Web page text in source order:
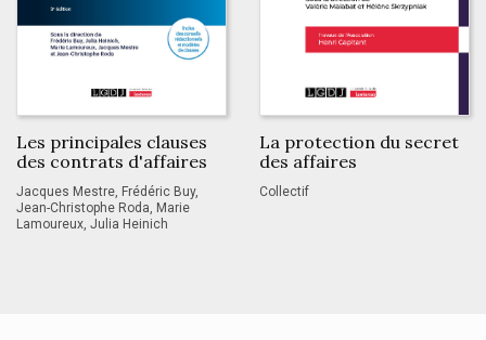
Les principales clauses
des contrats d'affaires
Jacques Mestre, Frédéric Buy,
Jean-Christophe Roda, Marie
Lamoureux, Julia Heinich
La protection du secret
des affaires
Collectif